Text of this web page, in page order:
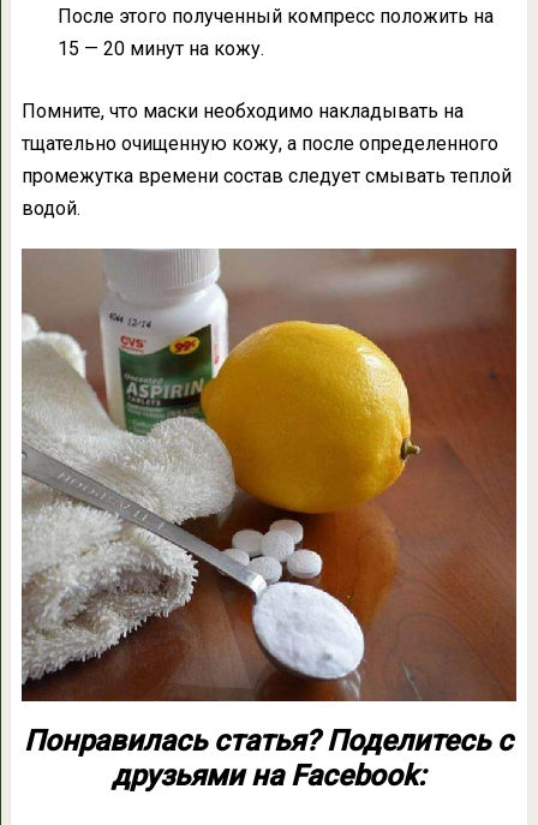
После этого полученный компресс положить на
15 — 20 минут на кожу.
Помните, что маски необходимо накладывать на
тщательно очищенную кожу, а после определенного
промежутка времени состав следует смывать теплой
водой.
Понравилась статья? Поделитесь с
друзьями на Facebook: